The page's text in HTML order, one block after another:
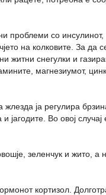
со инсулинот,
на колковите. За да
житни снегулки и
магнезиумот,
ја регулира
јагодите. Во овој
зеленчук и жито,
кортизол.